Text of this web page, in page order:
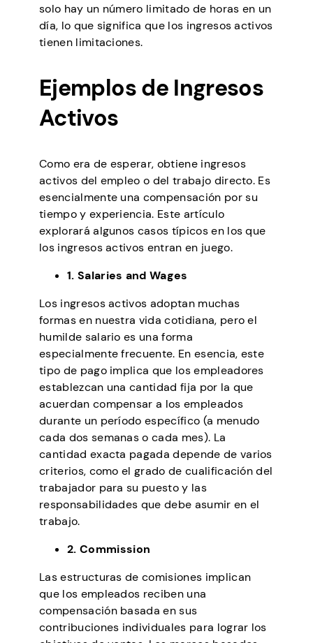
solo hay un número limitado de horas en un
día, lo que significa que los ingresos activos
tienen limitaciones.
Ejemplos de Ingresos
Activos
Como era de esperar, obtiene ingresos
activos del empleo o del trabajo directo. Es
esencialmente una compensación por su
tiempo y experiencia. Este artículo
explorará algunos casos típicos en los que
los ingresos activos entran en juego.
1. Salaries and Wages
Los ingresos activos adoptan muchas
formas en nuestra vida cotidiana, pero el
humilde salario es una forma
especialmente frecuente. En esencia, este
tipo de pago implica que los empleadores
establezcan una cantidad fija por la que
acuerdan compensar a los empleados
durante un período específico (a menudo
cada dos semanas o cada mes). La
cantidad exacta pagada depende de varios
criterios, como el grado de cualificación del
trabajador para su puesto y las
responsabilidades que debe asumir en el
trabajo.
2. Commission
Las estructuras de comisiones implican
que los empleados reciben una
compensación basada en sus
contribuciones individuales para lograr los